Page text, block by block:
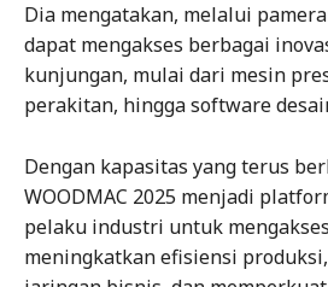
Dia mengatakan, melalui
dapat mengakses berbagai
kunjungan, mulai dari mesin
perakitan, hingga software
Dengan kapasitas yang terus
WOODMAC 2025 menjadi
pelaku industri untuk
meningkatkan efisiensi